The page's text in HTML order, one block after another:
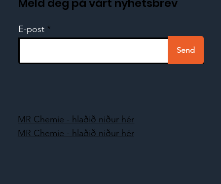
Meld deg på vårt nyhetsbrev
E-post
Send
MR Chemie - hlaðið niður hér
MR Chemie - hlaðið niður hér